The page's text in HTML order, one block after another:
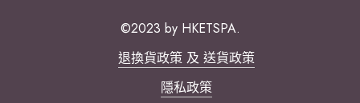
©2023 by HKETSPA.
退換貨政策 及 送貨政策
隱私政策